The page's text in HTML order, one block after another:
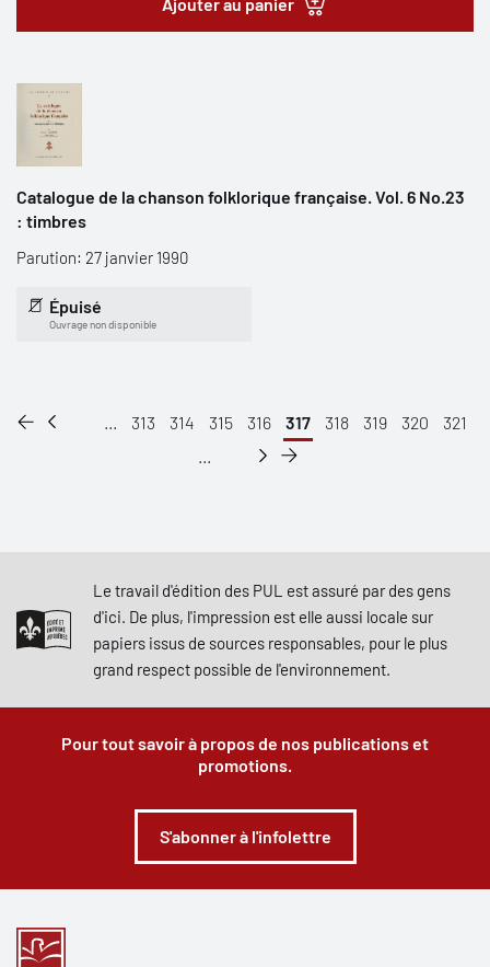
Catalogue de la chanson folklorique française. Vol. 6 No.23
: timbres
Parution: 27 janvier 1990
Épuisé
Ouvrage non disponible
... 313 314 315 316 317 318 319 320
321
...
Le travail d'édition des PUL est assuré par des gens
d'ici. De plus, l'impression est elle aussi locale sur
papiers issus de sources responsables, pour le plus
grand respect possible de l'environnement.
Pour tout savoir à propos de nos publications et
promotions.
S'abonner à l'infolettre